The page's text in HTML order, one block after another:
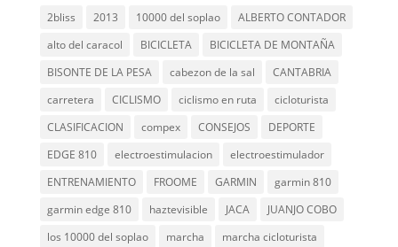
2bliss 2013 10000 del soplao
ALBERTO CONTADOR
alto del caracol
BICICLETA
BICICLETA DE MONTAÑA
BISONTE DE LA PESA
cabezon de la sal
CANTABRIA
carretera
CICLISMO ciclismo en ruta
cicloturista
CLASIFICACION
compex CONSEJOS
DEPORTE
EDGE 810
electroestimulacion
electroestimulador
ENTRENAMIENTO
FROOME GARMIN
garmin 810
garmin edge 810
haztevisible JACA
JUANJO COBO
los 10000 del soplao
marcha marcha cicloturista